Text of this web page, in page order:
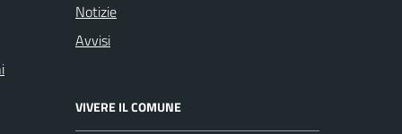
Notizie
Avvisi
VIVERE IL COMUNE